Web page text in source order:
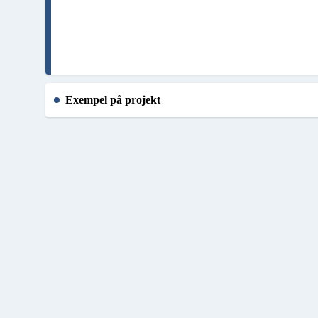
Exempel på projekt